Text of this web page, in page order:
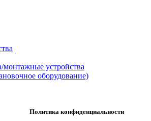
монтажные устройства
оборудование)
Политика конфиденциальности